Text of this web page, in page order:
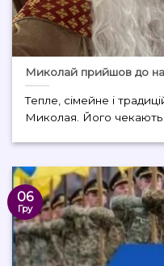
Миколай прийшов до
Тепле, сімейне і
Миколая. Його чекають
06
Гру